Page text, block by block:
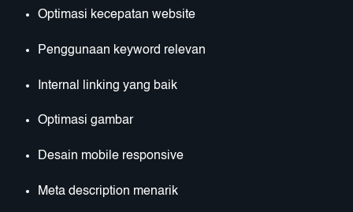
Optimasi kecepatan website
Penggunaan keyword relevan
Internal linking yang baik
Optimasi gambar
Desain mobile responsive
Meta description menarik